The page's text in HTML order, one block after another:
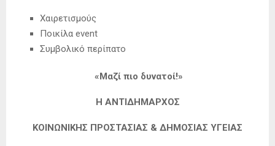
Χαιρετισμούς
Ποικίλα event
Συμβολικό περίπατο
«Μαζί πιο δυνατοί!»
Η ΑΝΤΙΔΗΜΑΡΧΟΣ
ΚΟΙΝΩΝΙΚΗΣ ΠΡΟΣΤΑΣΙΑΣ & ΔΗΜΟΣΙΑΣ ΥΓΕΙΑΣ